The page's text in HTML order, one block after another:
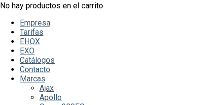
No hay productos en el carrito
Empresa
Tarifas
EHOX
EXO
Catálogos
Contacto
Marcas
Ajax
Apollo